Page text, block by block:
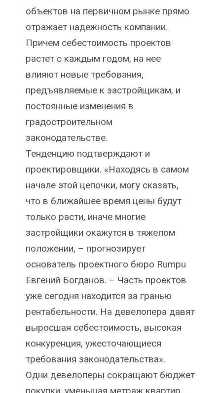
объектов на первичном рынке прямо
отражает надежность компании.
Причем себестоимость проектов
растет с каждым годом, на нее
влияют новые требования,
предъявляемые к застройщикам, и
постоянные изменения в
градостроительном
законодательстве.
Тенденцию подтверждают и
проектировщики. «Находясь в самом
начале этой цепочки, могу сказать,
что в ближайшее время цены будут
только расти, иначе многие
застройщики окажутся в тяжелом
положении, – прогнозирует
основатель проектного бюро Rumpu
Евгений Богданов. – Часть проектов
уже сегодня находится за гранью
рентабельности. На девелопера давят
выросшая себестоимость, высокая
конкуренция, ужесточающиеся
требования законодательства».
Одни девелоперы сокращают бюджет